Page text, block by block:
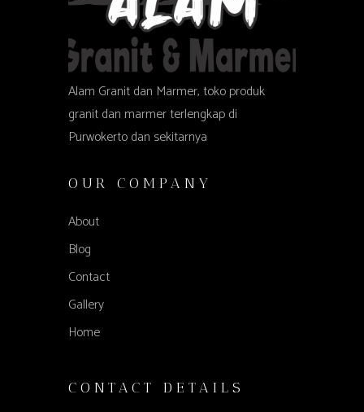
Alam Granit dan Marmer, toko produk
granit dan marmer terlengkap di
Purwokerto dan sekitarnya
OUR COMPANY
About
Blog
Contact
Gallery
Home
CONTACT DETAILS